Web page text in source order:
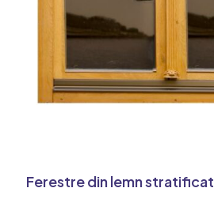
Ferestre din lemn stratificat